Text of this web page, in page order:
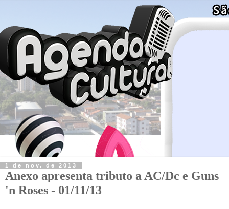
1 de nov. de 2013
Anexo apresenta tributo a AC/Dc e Guns
'n Roses - 01/11/13